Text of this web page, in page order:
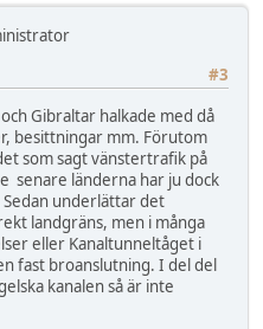
#3
Gibraltar halkade med då
besittningar mm. Förutom
som sagt vänstertrafik på
senare länderna har ju dock
underlättar det
landgräns, men i många
eller Kanaltunneltåget i
fast broanslutning. I del del
kanalen så är inte